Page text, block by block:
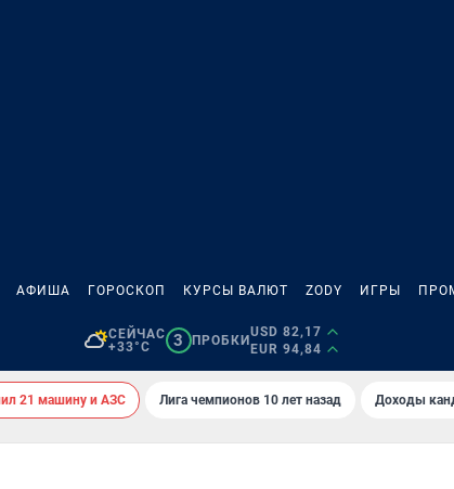
АФИША ГОРОСКОП КУРСЫ ВАЛЮТ ZODY ИГРЫ
СЕЙЧАС
+33°C
3 ПРОБКИ
USD 82,17
EUR 94,84
21 машину и АЗС Лига чемпионов 10 лет назад Доходы